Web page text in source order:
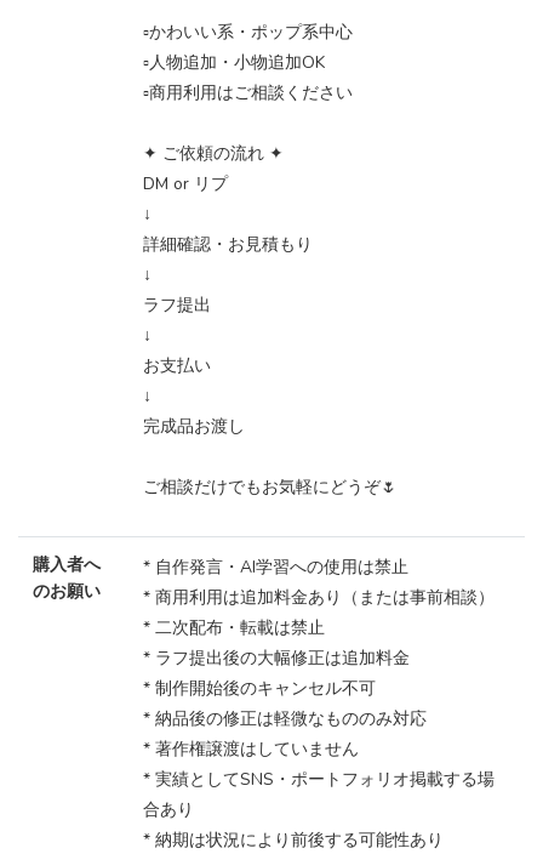
▫️かわいい系・ポップ系中心
▫️人物追加・小物追加OK
▫️商用利用はご相談ください
✦ ご依頼の流れ ✦
DM or リプ
↓
詳細確認・お見積もり
↓
ラフ提出
↓
お支払い
↓
完成品お渡し
ご相談だけでもお気軽にどうぞ🌷
購入者へ
のお願い
* 自作発言・AI学習への使用は禁止
* 商用利用は追加料金あり（または事前相談）
* 二次配布・転載は禁止
* ラフ提出後の大幅修正は追加料金
* 制作開始後のキャンセル不可
* 納品後の修正は軽微なもののみ対応
* 著作権譲渡はしていません
* 実績としてSNS・ポートフォリオ掲載する場
合あり
* 納期は状況により前後する可能性あり